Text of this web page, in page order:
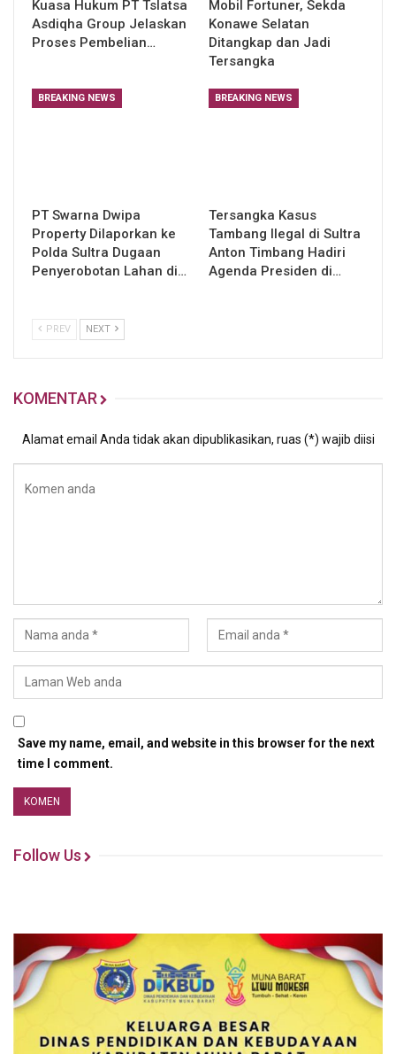
Kuasa Hukum PT Tslatsa
Asdiqha Group Jelaskan
Proses Pembelian…
Mobil Fortuner, Sekda
Konawe Selatan
Ditangkap dan Jadi
Tersangka
BREAKING NEWS
PT Swarna Dwipa
Property Dilaporkan ke
Polda Sultra Dugaan
Penyerobotan Lahan di…
BREAKING NEWS
Tersangka Kasus
Tambang Ilegal di Sultra
Anton Timbang Hadiri
Agenda Presiden di…
PREV NEXT
KOMENTAR
Alamat email Anda tidak akan dipublikasikan, ruas (*) wajib diisi
Save my name, email, and website in this browser for the next
time I comment.
Follow Us